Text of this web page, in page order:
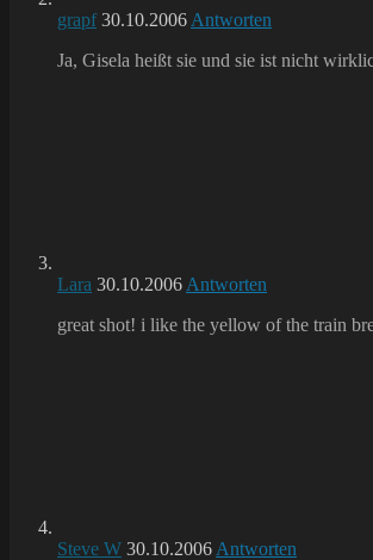
grapf 30.10.2006 Antworten
Ja, Gisela heißt sie und sie ist nicht
Lara 30.10.2006 Antworten
great shot! i like the yellow of the train
Steve W 30.10.2006 Antworten